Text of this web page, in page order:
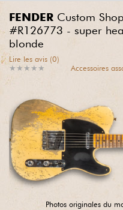
Amplis & Effets
Claviers & Pianos
Home Studio
Casques
FENDER Custom
#R126773 - super
blonde
★ ★ ★ ★ ★
★ ★ ★ ★ ★
Lire les avis (0)
Accessoires
Photos originales du